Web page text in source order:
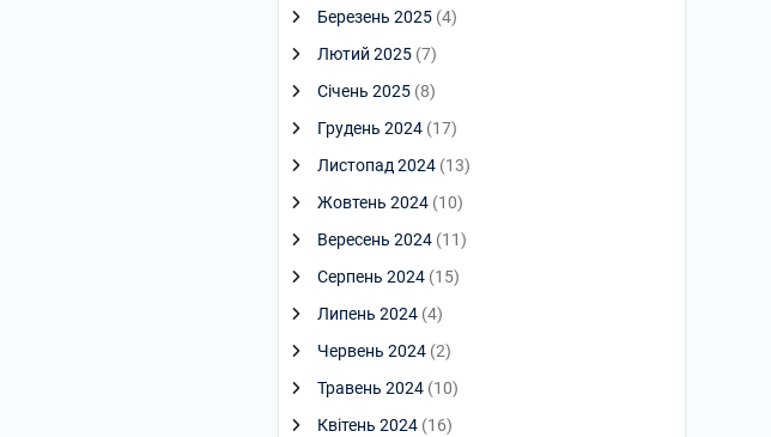
Березень 2025 (4)
Лютий 2025 (7)
Січень 2025 (8)
Грудень 2024 (17)
Листопад 2024 (13)
Жовтень 2024 (10)
Вересень 2024 (11)
Серпень 2024 (15)
Липень 2024 (4)
Червень 2024 (2)
Травень 2024 (10)
Квітень 2024 (16)